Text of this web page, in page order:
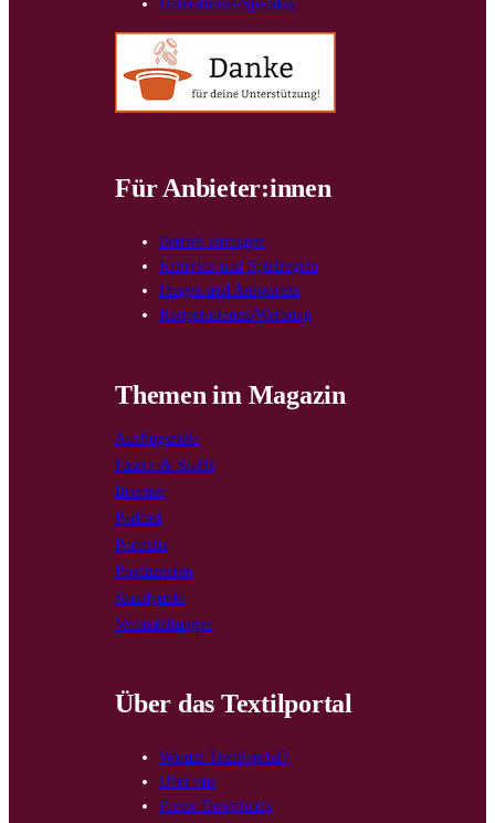
Unterstützen/Spenden
Für Anbieter:innen
Betrieb eintragen
Kriterien und Spielregeln
Fragen und Antworten
Kooperationen/Werbung
Themen im Magazin
Ausflugsziele
Fasern & Stoffe
Internes
Podcast
Portraits
Produzenten
Standpunkt
Veranstaltungen
Über das Textilportal
Warum Textilportal?
Über uns
Presse Downloads